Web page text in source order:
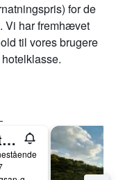
for de
Vi har fremhævet
til vores brugere
Grand Hyatt Seoul